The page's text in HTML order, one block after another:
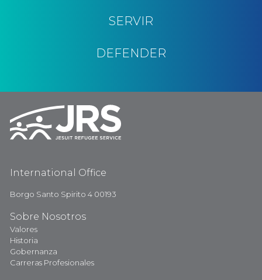
SERVIR
DEFENDER
International Office
Borgo Santo Spirito 4 00193
Sobre Nosotros
Valores
Historia
Gobernanza
Carreras Profesionales